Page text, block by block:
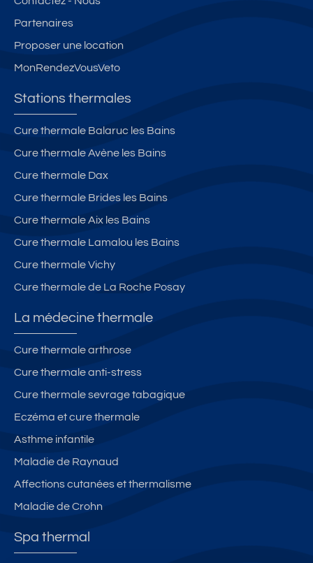
Partenaires
Proposer une location
MonRendezVousVeto
Stations thermales
Cure thermale Balaruc les Bains
Cure thermale Avène les Bains
Cure thermale Dax
Cure thermale Brides les Bains
Cure thermale Aix les Bains
Cure thermale Lamalou les Bains
Cure thermale Vichy
Cure thermale de La Roche Posay
La médecine thermale
Cure thermale arthrose
Cure thermale anti-stress
Cure thermale sevrage tabagique
Eczéma et cure thermale
Asthme infantile
Maladie de Raynaud
Affections cutanées et thermalisme
Maladie de Crohn
Spa thermal